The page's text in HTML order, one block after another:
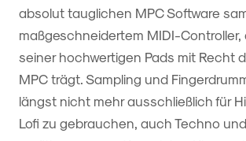
absolut tauglichen MPC Software
maßgeschneidertem MIDI-Controller,
seiner hochwertigen Pads mit Recht
MPC trägt. Sampling und
längst nicht mehr ausschließlich für
Lofi zu gebrauchen, auch Techno